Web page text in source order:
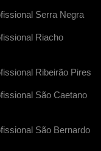
Serra Negra
Riacho
Ribeirão Pires
São Caetano
São Bernardo